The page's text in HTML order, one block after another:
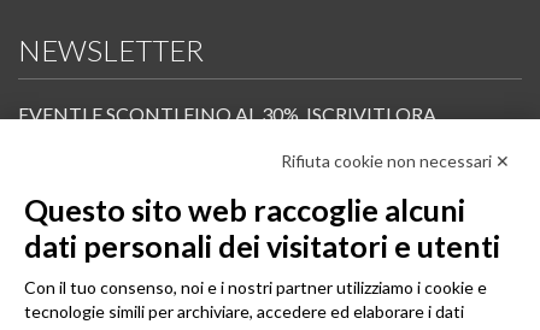
NEWSLETTER
EVENTI E SCONTI FINO AL 30%. ISCRIVITI ORA.
Scopri in anteprima i nuovi prodotti, le promozioni riservate ai professionisti e resta
Iscrivi alla Newsletter
SEGUICI
Rifiuta cookie non necessari ✕
Questo sito web raccoglie alcuni
dati personali dei visitatori e utenti
Con il tuo consenso, noi e i nostri partner utilizziamo i cookie e
tecnologie simili per archiviare, accedere ed elaborare i dati